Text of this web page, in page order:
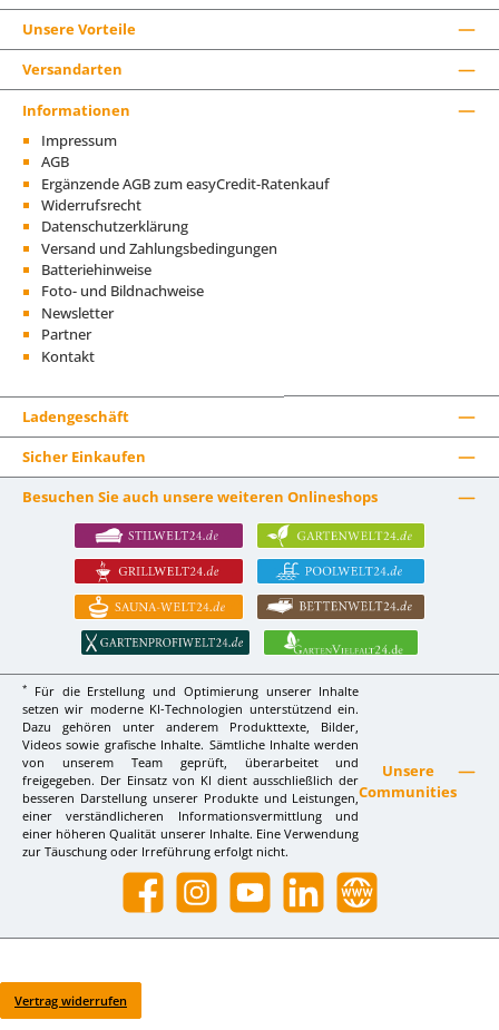
Unsere Vorteile
Versandarten
Informationen
Impressum
AGB
Ergänzende AGB zum easyCredit-Ratenkauf
Widerrufsrecht
Datenschutzerklärung
Versand und Zahlungsbedingungen
Batteriehinweise
Foto- und Bildnachweise
Newsletter
Partner
Kontakt
Ladengeschäft
Sicher Einkaufen
Besuchen Sie auch unsere weiteren Onlineshops
*
Für die Erstellung und Optimierung unserer Inhalte
setzen wir moderne KI-Technologien unterstützend ein.
Dazu gehören unter anderem Produkttexte, Bilder,
Videos sowie grafische Inhalte. Sämtliche Inhalte werden
von unserem Team geprüft, überarbeitet und
freigegeben. Der Einsatz von KI dient ausschließlich der
besseren Darstellung unserer Produkte und Leistungen,
einer verständlicheren Informationsvermittlung und
einer höheren Qualität unserer Inhalte. Eine Verwendung
zur Täuschung oder Irreführung erfolgt nicht.
Unsere
Communities
Facebook InstagramYouTube LinkedIn Website
Vertrag widerrufen